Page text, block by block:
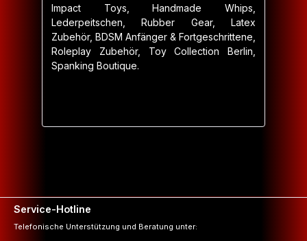
Impact Toys, Handmade Whips,
Lederpeitschen, Rubber Gear, Latex
Zubehör, BDSM Anfänger & Fortgeschrittene,
Roleplay Zubehör, Toy Collection Berlin,
Spanking Boutique.
Service-Hotline
Telefonische Unterstützung und Beratung unter: